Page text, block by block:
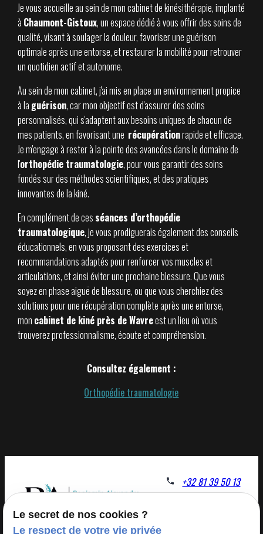
Je vous accueille au sein de mon cabinet de kinésithérapie, implanté
à Chaumont-Gistoux, un espace dédié à vous offrir des soins de
qualité, visant à soulager la douleur, favoriser une guérison
optimale après une entorse, et restaurer la mobilité pour retrouver
un quotidien actif et autonome.
Au sein de mon cabinet, j'ai mis en place un environnement propice
à la guérison, car mon objectif est d'assurer des soins
personnalisés, qui s'adaptent aux besoins uniques de chacun de
mes patients, en favorisant une récupérationrapide et efficace.
Je m'engage à rester à la pointe des avancées dans le domaine de
l'orthopédie traumatologie, pour vous garantir des soins
fondés sur des méthodes scientifiques, et des pratiques
innovantes de la kiné.
En complément de ces séances d’orthopédie
traumatologique, je vous prodiguerais également des conseils
éducationnels, en vous proposant des exercices et
recommandations adaptés pour renforcer vos muscles et
articulations, et ainsi éviter une prochaine blessure. Que vous
soyez en phase aiguë de blessure, ou que vous cherchiez des
solutions pour une récupération complète après une entorse,
mon cabinet de kiné près de Wavreest un lieu où vous
trouverez professionnalisme, écoute et compréhension.
Consultez également :
Orthopédie traumatologie
+32 81 39 50 13
Le secret de nos cookies ?
Le respect de votre vie privée